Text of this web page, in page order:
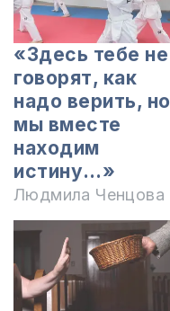
«Здесь тебе не
говорят, как
надо верить, но
мы вместе
находим
истину…»
Людмила Ченцова